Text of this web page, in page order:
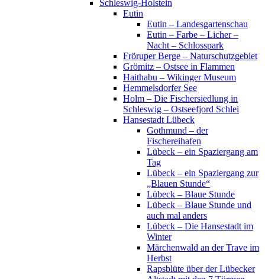
Schleswig-Holstein
Eutin
Eutin – Landesgartenschau
Eutin – Farbe – Licher –
Nacht – Schlosspark
Fröruper Berge – Naturschutzgebiet
Grömitz – Ostsee in Flammen
Haithabu – Wikinger Museum
Hemmelsdorfer See
Holm – Die Fischersiedlung in
Schleswig – Ostseefjord Schlei
Hansestadt Lübeck
Gothmund – der
Fischereihafen
Lübeck – ein Spaziergang am
Tag
Lübeck – ein Spaziergang zur
„Blauen Stunde“
Lübeck – Blaue Stunde
Lübeck – Blaue Stunde und
auch mal anders
Lübeck – Die Hansestadt im
Winter
Märchenwald an der Trave im
Herbst
Rapsblüte über der Lübecker